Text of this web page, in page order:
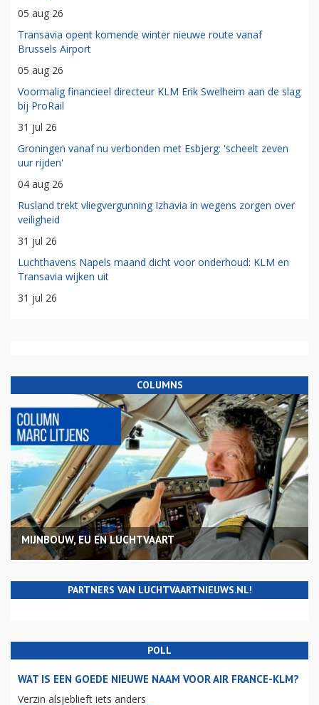
05 aug 26
Transavia opent komende winter nieuwe route vanaf
Brussels Airport
05 aug 26
Voormalig financieel directeur KLM Erik Swelheim aan de slag
bij ProRail
31 jul 26
Groningen vanaf nu verbonden met Esbjerg: 'scheelt zeven
uur rijden'
04 aug 26
Rusland trekt vliegvergunning Izhavia in wegens zorgen over
veiligheid
31 jul 26
Luchthavens Napels maand dicht voor onderhoud: KLM en
Transavia wijken uit
31 jul 26
COLUMNS
MIJNBOUW, EU EN LUCHTVAART
PARTNERS VAN LUCHTVAARTNIEUWS.NL!
POLL
WAT IS EEN GOEDE NIEUWE NAAM VOOR AIR FRANCE-KLM?
Verzin alsjeblieft iets anders